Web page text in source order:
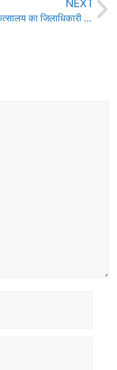
NEXT
संयुक्त जिला चिकित्सालय का जिलाधिकारी ने किया औचक निरीक्षण।